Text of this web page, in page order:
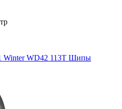
Winter WD42 113T Шипы